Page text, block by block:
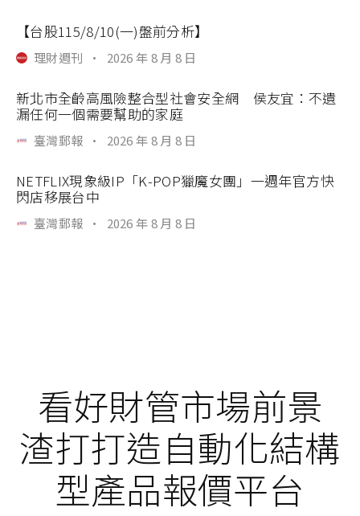
【台股115/8/10(一)盤前分析】
理財週刊 · 2026 年 8 月 8 日
新北市全齡高風險整合型社會安全網 侯友宜：不遺
漏任何一個需要幫助的家庭
臺灣郵報 · 2026 年 8 月 8 日
NETFLIX現象級IP「K-POP獵魔女團」一週年官方快
閃店移展台中
臺灣郵報 · 2026 年 8 月 8 日
看好財管市場前景
渣打打造自動化結構
型產品報價平台